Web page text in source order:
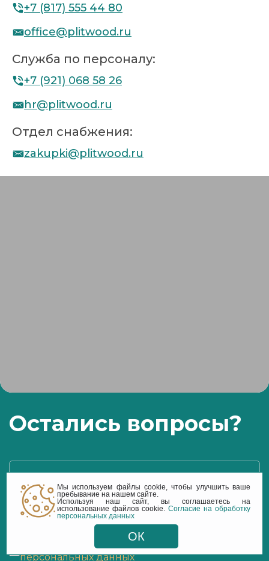
+7 (817) 555 44 80
office@plitwood.ru
Служба по персоналу:
+7 (921) 068 58 26
hr@plitwood.ru
Отдел снабжения:
zakupki@plitwood.ru
Остались вопросы?
Телефон
Оставить заявку
Я согласен(на) на обработку моих
персональных данных
ОК
Мы используем файлы cookie, чтобы улучшить ваше
пребывание на нашем сайте.
Используя наш сайт, вы соглашаетесь на
использование файлов cookie. Согласие на обработку
персональных данных